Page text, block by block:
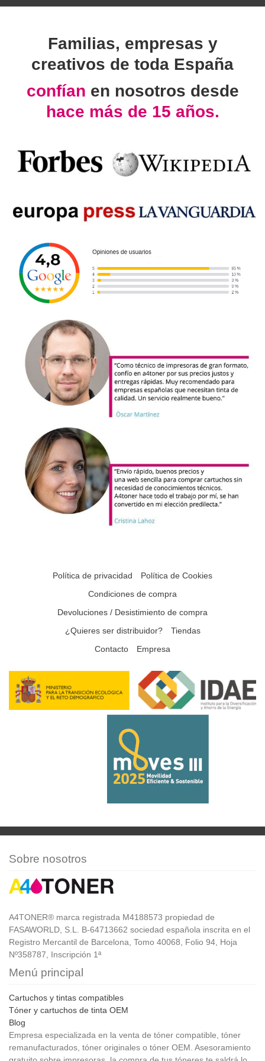
Familias, empresas y
creativos de toda España
confían en nosotros desde
hace más de 15 años.
Política de privacidad
Política de Cookies
Condiciones de compra
Devoluciones / Desistimiento de compra
¿Quieres ser distribuidor?
Tiendas
Contacto
Empresa
Sobre nosotros
A4TONER® marca registrada M4188573 propiedad de
FASAWORLD, S.L. B-64713662 sociedad española inscrita en el
Registro Mercantil de Barcelona, Tomo 40068, Folio 94, Hoja
Nº358787, Inscripción 1ª
Menú principal
Cartuchos y tintas compatibles
Tóner y cartuchos de tinta OEM
Blog
Empresa especializada en la venta de tóner compatible, tóner
remanufacturados, tóner originales o tóner OEM. Asesoramiento